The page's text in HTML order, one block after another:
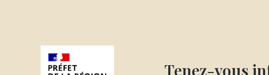
Tenez-vous